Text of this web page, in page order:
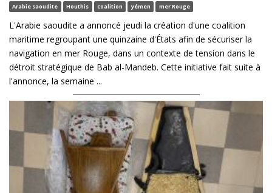
Arabie saoudite Houthis coalition yémen mer Rouge
L'Arabie saoudite a annoncé jeudi la création d'une coalition
maritime regroupant une quinzaine d'États afin de sécuriser la
navigation en mer Rouge, dans un contexte de tension dans le
détroit stratégique de Bab al-Mandeb. Cette initiative fait suite à
l'annonce, la semaine ...